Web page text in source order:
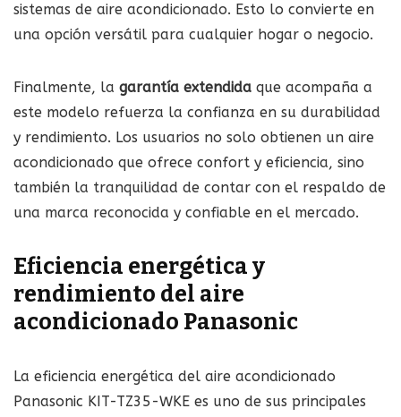
sistemas de aire acondicionado. Esto lo convierte en
una opción versátil para cualquier hogar o negocio.
Finalmente, la garantía extendida que acompaña a
este modelo refuerza la confianza en su durabilidad
y rendimiento. Los usuarios no solo obtienen un aire
acondicionado que ofrece confort y eficiencia, sino
también la tranquilidad de contar con el respaldo de
una marca reconocida y confiable en el mercado.
Eficiencia energética y
rendimiento del aire
acondicionado Panasonic
La eficiencia energética del aire acondicionado
Panasonic KIT-TZ35-WKE es uno de sus principales